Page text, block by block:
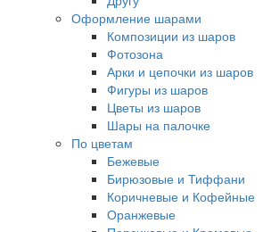
Оформление шарами
Композиции из шаров
Фотозона
Арки и цепочки из шаров
Фигуры из шаров
Цветы из шаров
Шары на палочке
По цветам
Бежевые
Бирюзовые и Тиффани
Коричневые и Кофейные
Оранжевые